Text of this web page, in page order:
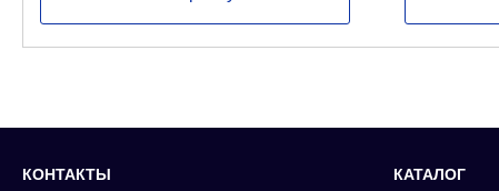
КОНТАКТЫ КАТАЛОГ